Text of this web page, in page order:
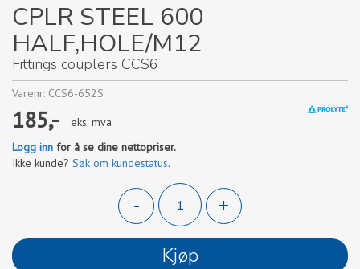
CPLR STEEL 600
HALF,HOLE/M12
Fittings couplers CCS6
Varenr: CCS6-652S
185,-
eks. mva
Logg inn for å se dine nettopriser.
Ikke kunde? Søk om kundestatus.
-
+
Kjøp